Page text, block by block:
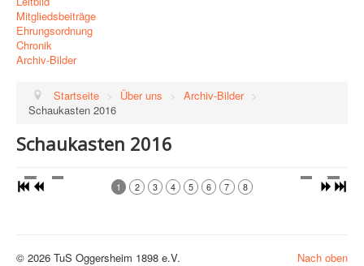
Links zu Verbänden, Sponsoren und mehr
Trainingsplan
Kontakt
Impressum
Mitgliedsbeiträge
Ehrungsordnung
Chronik
Archiv-Bilder
Startseite > Über uns > Archiv-Bilder >
Schaukasten 2016
Schaukasten 2016
1 2 3 4 5 6 7 8
Nach oben
© 2026 TuS Oggersheim 1898 e.V.